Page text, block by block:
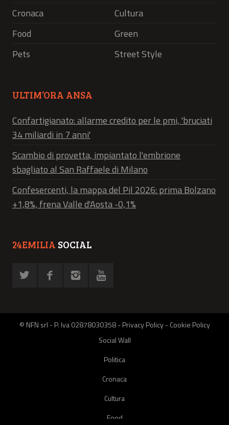
Cronaca
Cultura
Food
Green
Pets
Street Style
ULTIM’ORA ANSA
Confartigianato: allarme credito per le pmi, 'bruciati
34 miliardi in 7 anni'
Scambio di provetta, impiantato l'embrione
sbagliato al San Raffaele di Milano
Confesercenti, la mappa del Pil 2026: prima Bolzano
+1,8%, frena Valle d'Aosta -0,1%
24EMILIA SOCIAL
© NFN srl - P. Iva 02878030358 -Privacy Policy-Cookie Policy
Social Wall
Politica
Cronaca
Cultura
Food